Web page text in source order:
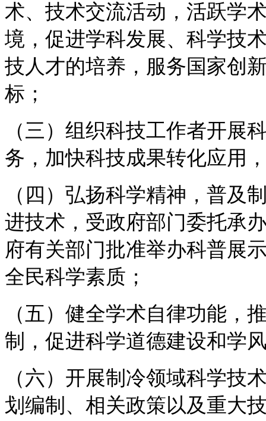
术、技术交流活动，活跃学
境，促进学科发展、科学技
技人才的培养，服务国家创
标；
（三）组织科技工作者开展
务，加快科技成果转化应用
（四）弘扬科学精神，普及
进技术，受政府部门委托承
府有关部门批准举办科普展
全民科学素质；
（五）健全学术自律功能，
制，促进科学道德建设和学
（六）开展制冷领域科学技
划编制、相关政策以及重大